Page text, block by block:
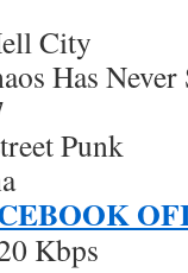
City
Has
Punk
Kbps